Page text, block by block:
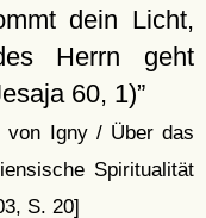
dein Licht,
Herrn geht
60, 1)
von Igny / Über das
Spiritualität
S. 20]